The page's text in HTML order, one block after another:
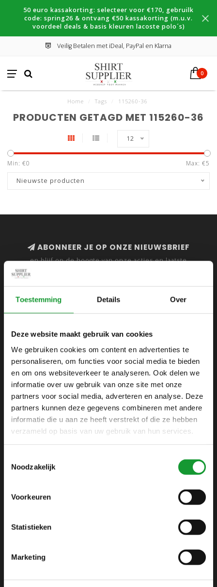
Toestemming Details Over
Deze website maakt gebruik van cookies
We gebruiken cookies om content en advertenties te
personaliseren, om functies voor social media te bieden
en om ons websiteverkeer te analyseren. Ook delen we
informatie over uw gebruik van onze site met onze
partners voor social media, adverteren en analyse. Deze
partners kunnen deze gegevens combineren met andere
informatie die u aan ze heeft verstrekt of die ze hebben
verzameld op basis van uw gebruik van hun services.
Noodzakelijk
Voorkeuren
Statistieken
Marketing
50 euro kassakorting: selecteer voor €170, gebruilk
code: spring26 & ontvang €50 kassakorting (m.u.v.
voordeel deals & basis kleuren lacoste polo´s)
Veilig Betalen met iDeal, PayPal en Klarna
0
Home Tags 115260-36
PRODUCTEN GETAGD MET 115260-36
12
Min: €0 Max: €5
Nieuwste producten
ABONNEER JE OP ONZE NIEUWSBRIEF
en blijf op de hoogte van onze acties en laatste
SHIRTSUPPLIER.NL
Webshop voor mannen
Zijlijnstraat 24
1433 DC
+31 6 42 52 32 80
+31 6 42 52 32 80
Disclaimer